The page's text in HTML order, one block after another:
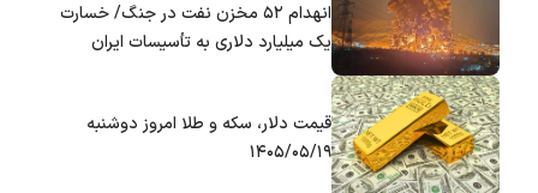
انهدام ۵۲ مخزن نفت در جنگ/ خسارت
یک میلیارد دلاری به تأسیسات ایران
قیمت دلار، سکه و طلا امروز دوشنبه
۱۴۰۵/۰۵/۱۹